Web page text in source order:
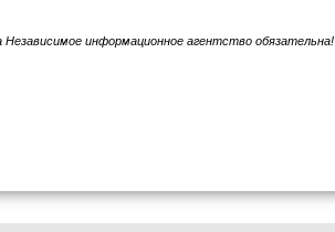
Независимое информационное агентство обязательна!